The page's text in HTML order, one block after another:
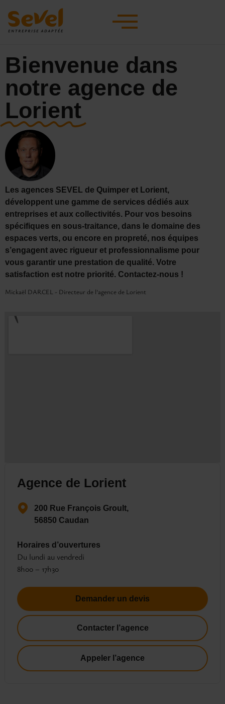
Bienvenue dans
notre agence de
Lorient
Les agences SEVEL de Quimper et Lorient,
développent une gamme de services dédiés aux
entreprises et aux collectivités. Pour vos besoins
spécifiques en sous-traitance, dans le domaine des
espaces verts, ou encore en propreté, nos équipes
s’engagent avec rigueur et professionnalisme pour
vous garantir une prestation de qualité. Votre
satisfaction est notre priorité. Contactez-nous !
Mickaël DARCEL - Directeur de l’agence de Lorient
Agence de Lorient
200 Rue François Groult,
56850 Caudan
Horaires d’ouvertures
Du lundi au vendredi
8h00 – 17h30
Demander un devis
Contacter l’agence
Appeler l’agence